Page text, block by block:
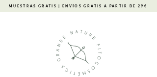
MUESTRAS GRATIS | ENVÍOS GRATIS A PARTIR DE 29€